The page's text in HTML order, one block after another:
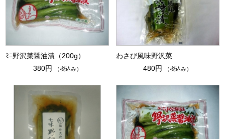
ﾐﾆ野沢菜醤油漬（200g）
380円
（税込み）
わさび風味野沢菜
480円
（税込み）